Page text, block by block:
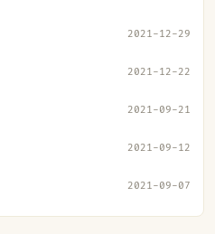
2021-12-29
2021-12-22
2021-09-21
2021-09-12
2021-09-07